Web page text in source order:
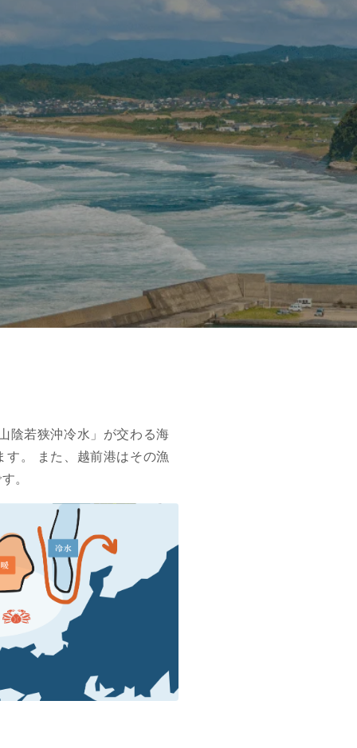
陰若狭沖冷水」が交わる海
す。 また、越前港はその漁
。